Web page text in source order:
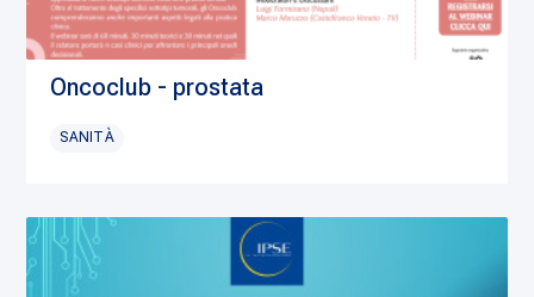
Oncoclub - prostata
SANITÀ